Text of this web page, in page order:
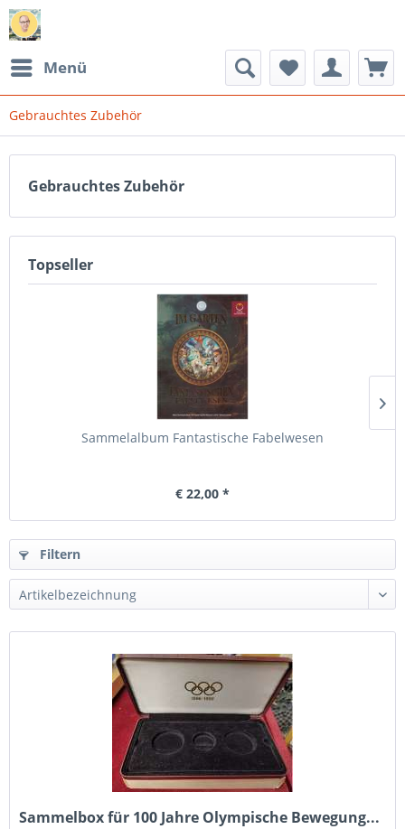
Menü
Gebrauchtes Zubehör
Gebrauchtes Zubehör
Topseller
Sammelalbum Fantastische Fabelwesen
€ 22,00 *
Filtern
Sammelbox für 100 Jahre Olympische Bewegung...